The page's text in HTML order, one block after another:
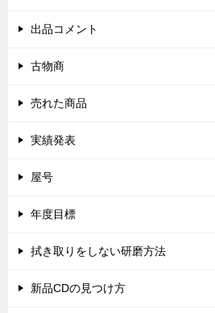
出品コメント
古物商
売れた商品
実績発表
屋号
年度目標
拭き取りをしない研磨方法
新品CDの見つけ方